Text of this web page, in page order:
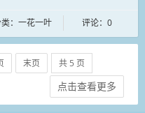
：一花一叶 评论：0
末页 共 5 页
点击查看更多